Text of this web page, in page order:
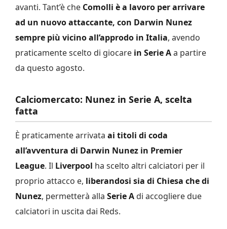
avanti. Tant’è che Comolli è a lavoro per arrivare
ad un nuovo attaccante, con Darwin Nunez
sempre più vicino all’approdo in Italia, avendo
praticamente scelto di giocare in Serie Aa partire
da questo agosto.
Calciomercato: Nunez in Serie A, scelta
fatta
È praticamente arrivata ai titoli di coda
all’avventura di Darwin Nunez in Premier
League. Il Liverpool ha scelto altri calciatori per il
proprio attacco e, liberandosi sia di Chiesa che di
Nunez, permetterà alla Serie A di accogliere due
calciatori in uscita dai Reds.